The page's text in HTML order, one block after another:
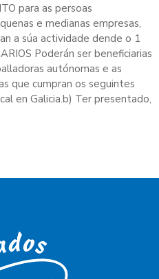
para as persoas
e medianas empresas,
a súa actividade dende o 1
Poderán ser beneficiarias
autónomas e as
que cumpran os seguintes
en Galicia.b) Ter presentado,